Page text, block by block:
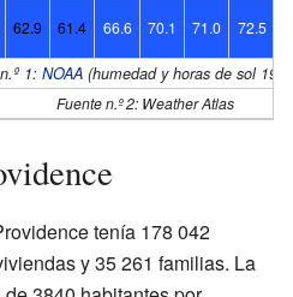
62.9 61.4 66.6 70.1 71.0 72.5
1: NOAA (humedad y horas de sol
Fuente n.º 2: Weather Atlas
tenía 178 042
y 35 261 familias. La